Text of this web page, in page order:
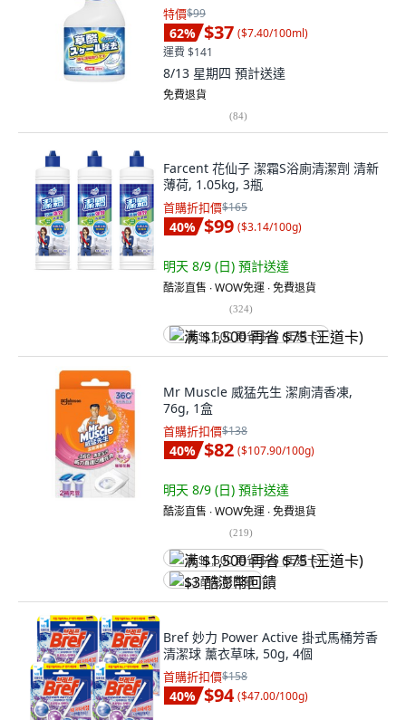
特價$99
62% $37 ($7.40/100ml)
運費 $141
8/13 星期四 預計送達
免費退貨
(84)
Farcent 花仙子 潔霜S浴廁清潔劑 清新
薄荷, 1.05kg, 3瓶
首購折扣價$165
40% $99 ($3.14/100g)
明天 8/9 (日) 預計送達
酷澎直售 ∙ WOW免運 ∙ 免費退貨
(324)
满 $1,500 再省 $75 (王道卡)
Mr Muscle 威猛先生 潔廁清香凍,
76g, 1盒
首購折扣價$138
40% $82 ($107.90/100g)
明天 8/9 (日) 預計送達
酷澎直售 ∙ WOW免運 ∙ 免費退貨
(219)
满 $1,500 再省 $75 (王道卡)
$3 酷澎幣回饋
Bref 妙力 Power Active 掛式馬桶芳香
清潔球 薰衣草味, 50g, 4個
首購折扣價$158
40% $94 ($47.00/100g)